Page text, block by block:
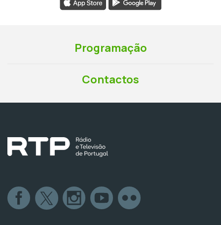
Programação
Contactos